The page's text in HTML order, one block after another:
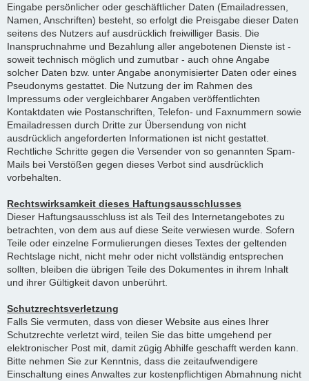
Eingabe persönlicher oder geschäftlicher Daten (Emailadressen,
Namen, Anschriften) besteht, so erfolgt die Preisgabe dieser Daten
seitens des Nutzers auf ausdrücklich freiwilliger Basis. Die
Inanspruchnahme und Bezahlung aller angebotenen Dienste ist -
soweit technisch möglich und zumutbar - auch ohne Angabe
solcher Daten bzw. unter Angabe anonymisierter Daten oder eines
Pseudonyms gestattet. Die Nutzung der im Rahmen des
Impressums oder vergleichbarer Angaben veröffentlichten
Kontaktdaten wie Postanschriften, Telefon- und Faxnummern sowie
Emailadressen durch Dritte zur Übersendung von nicht
ausdrücklich angeforderten Informationen ist nicht gestattet.
Rechtliche Schritte gegen die Versender von so genannten Spam-
Mails bei Verstößen gegen dieses Verbot sind ausdrücklich
vorbehalten.
Rechtswirksamkeit dieses Haftungsausschlusses
Dieser Haftungsausschluss ist als Teil des Internetangebotes zu
betrachten, von dem aus auf diese Seite verwiesen wurde. Sofern
Teile oder einzelne Formulierungen dieses Textes der geltenden
Rechtslage nicht, nicht mehr oder nicht vollständig entsprechen
sollten, bleiben die übrigen Teile des Dokumentes in ihrem Inhalt
und ihrer Gültigkeit davon unberührt.
Schutzrechtsverletzung
Falls Sie vermuten, dass von dieser Website aus eines Ihrer
Schutzrechte verletzt wird, teilen Sie das bitte umgehend per
elektronischer Post mit, damit zügig Abhilfe geschafft werden kann.
Bitte nehmen Sie zur Kenntnis, dass die zeitaufwendigere
Einschaltung eines Anwaltes zur kostenpflichtigen Abmahnung nicht